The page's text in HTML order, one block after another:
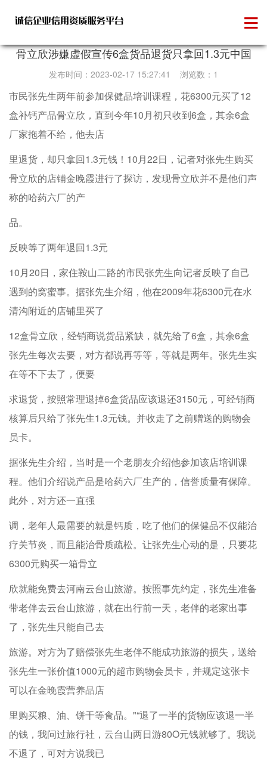
维权投诉
骨立欣涉嫌虚假宣传6盒货品退货只拿回1.3元中国
发布时间：2023-02-17 15:27:41 浏览数：1
市民张先生两年前参加保健品培训课程，花6300元买了12
盒补钙产品骨立欣，直到今年10月初只收到6盒，其余6盒
厂家拖着不给，他去店
里退货，却只拿回1.3元钱！10月22日，记者对张先生购买
骨立欣的店铺金晚霞进行了探访，发现骨立欣并不是他们声
称的哈药六厂的产
品。
反映等了两年退回1.3元
10月20日，家住鞍山二路的市民张先生向记者反映了自己
遇到的窝蜜事。据张先生介绍，他在2009年花6300元在水
清沟附近的店铺里买了
12盒骨立欣，经销商说货品紧缺，就先给了6盒，其余6盒
张先生每次去要，对方都说再等等，等就是两年。张先生实
在等不下去了，便要
求退货，按照常理退掉6盒货品应该退还3150元，可经销商
核算后只给了张先生1.3元钱。并收走了之前赠送的购物会
员卡。
据张先生介绍，当时是一个老朋友介绍他参加该店培训课
程。他们介绍说产品是哈药六厂生产的，信誉质量有保障。
此外，对方还一直强
调，老年人最需要的就是钙质，吃了他们的保健品不仅能治
疗关节炎，而且能治骨质疏松。让张先生心动的是，只要花
6300元购买一箱骨立
欣就能免费去河南云台山旅游。按照事先约定，张先生准备
带老伴去云台山旅游，就在出行前一天，老伴的老家出事
了，张先生只能自己去
旅游。对方为了赔偿张先生老伴不能成功旅游的损失，送给
张先生一张价值1000元的超市购物会员卡，并规定这张卡
可以在金晚霞营养品店
里购买粮、油、饼干等食品。"“退了一半的货物应该退一半
的钱，我问过旅行社，云台山两日游80O元钱就够了。我说
不退了，可对方说我已